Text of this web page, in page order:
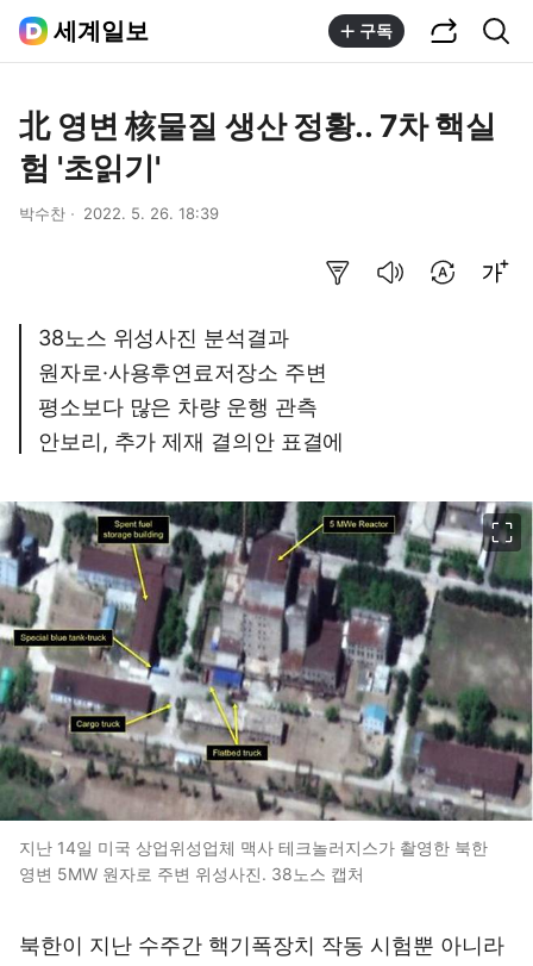
세계일보 구독
北 영변 核물질 생산 정황.. 7차 핵실
험 '초읽기'
박수찬 2022. 5. 26. 18:39
38노스 위성사진 분석결과
원자로·사용후연료저장소 주변
평소보다 많은 차량 운행 관측
안보리, 추가 제재 결의안 표결에
지난 14일 미국 상업위성업체 맥사 테크놀러지스가 촬영한 북한
영변 5MW 원자로 주변 위성사진. 38노스 캡처
북한이 지난 수주간 핵기폭장치 작동 시험뿐 아니라